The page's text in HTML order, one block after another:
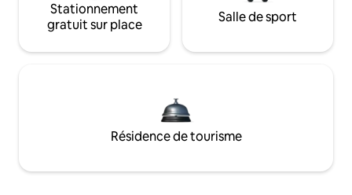
Stationnement
gratuit sur place
Salle de sport
Résidence de tourisme